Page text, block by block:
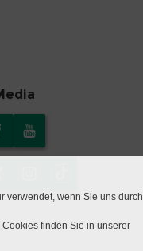
verwendet, wenn Sie uns durch
finden Sie in unserer